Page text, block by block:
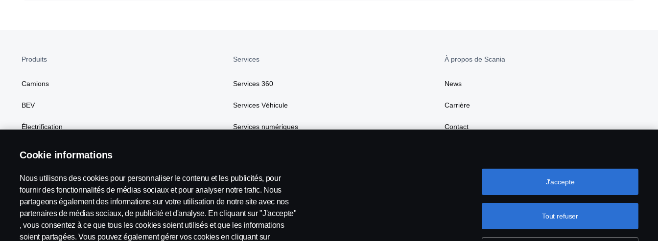
Produits
Camions
BEV
Électrification
Services
Services 360
Services Véhicule
Services numériques
À propos de Scania
News
Carrière
Contact
Trouver un distributeur
Scania in Your Region: Suisse
Cookie informations
Nous utilisons des cookies pour personnaliser le contenu et les publicités, pour
fournir des fonctionnalités de médias sociaux et pour analyser notre trafic. Nous
partageons également des informations sur votre utilisation de notre site avec nos
partenaires de médias sociaux, de publicité et d'analyse. En cliquant sur "J'accepte"
, vous consentez à ce que tous les cookies soient utilisés et que les informations
soient partagées. Vous pouvez également gérer vos cookies en cliquant sur
Tout refuser
J'accepte